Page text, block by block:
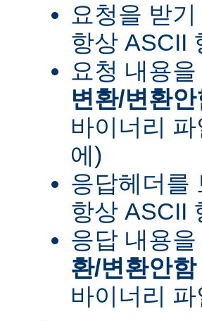
요청을 받기
항상 ASCII
요청 내용
변환/변환
바이너리
에)
응답헤더를
항상 ASCII
응답 내용
환/변환안함
바이너리